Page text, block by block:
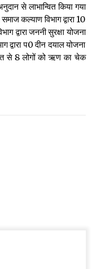
से लाभान्वित किया गया
कल्याण विभाग द्वारा 10
द्वारा जननी सुरक्षा योजना
द्वारा प0 दीन दयाल योजना
से 8 लोगों को ऋण का चेक